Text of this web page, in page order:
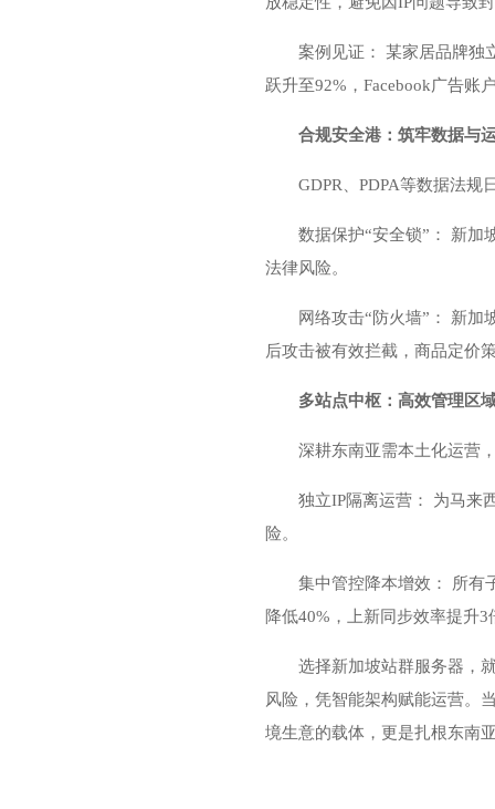
案例见证： 某家居品牌独
跃升至92%，Facebook广告账
合规安全港：筑牢数据与
GDPR、PDPA等数据法
数据保护“安全锁”： 新加
法律风险。
网络攻击“防火墙”： 新加
后攻击被有效拦截，商品定价
多站点中枢：高效管理区
深耕东南亚需本土化运营
独立IP隔离运营： 为马来
险。
集中管控降本增效： 所有
降低40%，上新同步效率提升3
选择新加坡站群服务器，
风险，凭智能架构赋能运营。
境生意的载体，更是扎根东南